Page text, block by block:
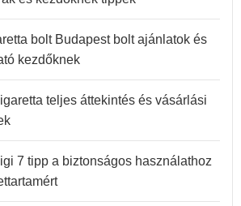
bolt Budapest bolt ajánlatok és
kezdőknek
teljes áttekintés és vásárlási
7 tipp a biztonságos használathoz